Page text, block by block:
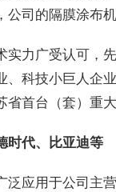
司的隔膜涂布
实力广受认可，
、科技小巨人企
首台（套）重大
时代、比亚迪等
泛应用于公司主